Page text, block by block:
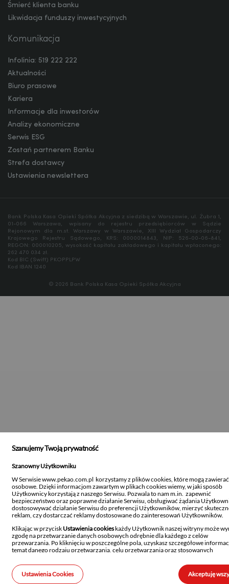
Śmierć klienta banku
Likwidacja funduszy inwestycyjnych
Komunikacja
Infolinia: 519 222 222
Aktualności
Biuro prasowe
Kariera
Informacje dla inwestorów
Analizy ekonomiczne
Serwis ESG
Zostań partnerem Banku
Strefa dostawcy
Ustawienia newslettera
Bank Polska Kasa Opieki Spółka Akcyjna z siedzibą w Warszawie, ul. Żubra 1,
01-066 Warszawa, wpisany do rejestru przedsiębiorców w Sądzie
Rejonowym dla m.st. Warszawy w Warszawie, XIII Wydział Gospodarczy
Krajowego Rejestru Sądowego, KRS: 0000014843, NIP: 526-00-06-841,
REGON: 000010205, wysokość kapitału zakładowego i kapitału wpłaconego:
262 470 034 zł.
Kod BIC (Swift) PKOPPLPW
Kod IBAN 1240
© 2026 Bank Polska Kasa Opieki Spółka Akcyjna
Szanujemy Twoją prywatność
Szanowny Użytkowniku
W Serwisie www.pekao.com.pl korzystamy z plików cookies, które mogą
osobowe. Dzięki informacjom zawartym w plikach cookies wiemy, w jaki sposób
Użytkownicy korzystają z naszego Serwisu. Pozwala to nam m.in. zapewnić
bezpieczeństwo oraz poprawne działanie Serwisu, obsługiwać żądania
dostosowywać działanie Serwisu do preferencji Użytkowników, mierzyć
reklam, czy dostarczać reklamy dostosowane do zainteresowań Użytkowników.
Klikając w przycisk Ustawienia cookieskażdy Użytkownik naszej witryny może
zgodę na przetwarzanie danych osobowych odrębnie dla każdego z celów
przewarzania. Po kliknięciu w poszczególne pola, uzyskasz szczegółowe
temat danego rodzaju przetwarzania, celu przetwarzania oraz stosowanych
Szanujemy również prawo każdego Użytkownika do decydowania, czy w jego
urządzeniach końcowych mogą być instalowane i następnie przechowywane pliki
Ustawienia Cookies Akceptuję